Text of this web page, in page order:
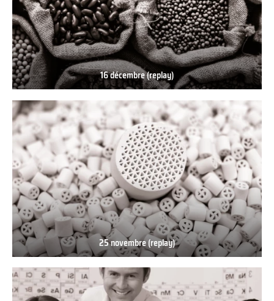
décembre
(replay)
16 décembre (replay)
novembre
(replay)
25 novembre (replay)